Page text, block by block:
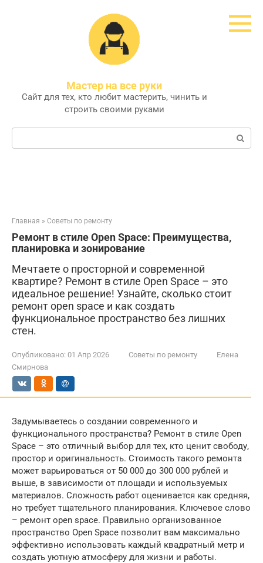
Мастер на все руки
Сайт для тех, кто любит мастерить, чинить и
строить своими руками
Поиск:
Главная » Советы по ремонту
Ремонт в стиле Open Space: Преимущества,
планировка и зонирование
Мечтаете о просторной и современной
квартире? Ремонт в стиле Open Space – это
идеальное решение! Узнайте, сколько стоит
ремонт open space и как создать
функциональное пространство без лишних
стен.
Опубликовано: 01 Апр 2026 Советы по ремонту
Елена
Смирнова
Задумываетесь о создании современного и
функционального пространства? Ремонт в стиле Open
Space – это отличный выбор для тех, кто ценит свободу,
простор и оригинальность. Стоимость такого ремонта
может варьироваться от 50 000 до 300 000 рублей и
выше, в зависимости от площади и используемых
материалов. Сложность работ оценивается как средняя,
но требует тщательного планирования. Ключевое слово
– ремонт open space. Правильно организованное
пространство Open Space позволит вам максимально
эффективно использовать каждый квадратный метр и
создать уютную атмосферу для жизни и работы.